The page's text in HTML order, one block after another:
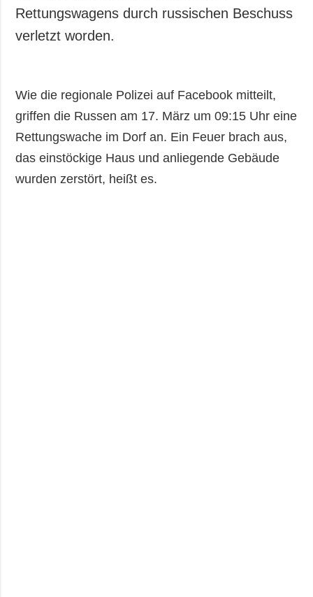
Sport
Kriminalität
ZUSÄTZLICH
Veröffentlichungen
Interview
LEISTUNGEN
Abonnement
Fotobank
Rettungswagens durch russischen Beschuss
verletzt worden.
Wie die regionale Polizei auf Facebook mitteilt,
griffen die Russen am 17. März um 09:15 Uhr eine
Rettungswache im Dorf an. Ein Feuer brach aus,
das einstöckige Haus und anliegende Gebäude
wurden zerstört, heißt es.